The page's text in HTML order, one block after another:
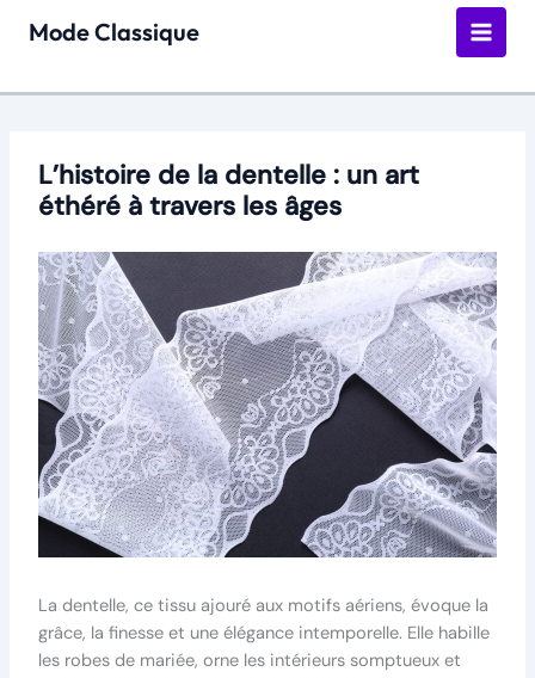
Mode Classique
L’histoire de la dentelle : un art
éthéré à travers les âges
La dentelle, ce tissu ajouré aux motifs aériens, évoque la
grâce, la finesse et une élégance intemporelle. Elle habille
les robes de mariée, orne les intérieurs somptueux et